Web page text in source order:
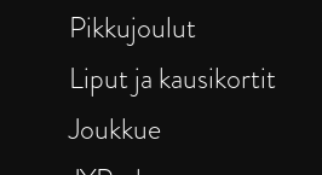
Pikkujoulut
Liput ja kausikortit
Joukkue